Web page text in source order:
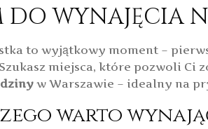
DO WYNAJĘCIA
to wyjątkowy moment –
miejsca, które pozwoli Ci
w Warszawie – idealny na
warto